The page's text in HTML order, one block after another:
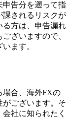
申告分を遡って指
課されるリスクが
る方は、申告漏れ
ざいますので、
ます。
場合、海外FXの
がございます。そ
社に知られたく